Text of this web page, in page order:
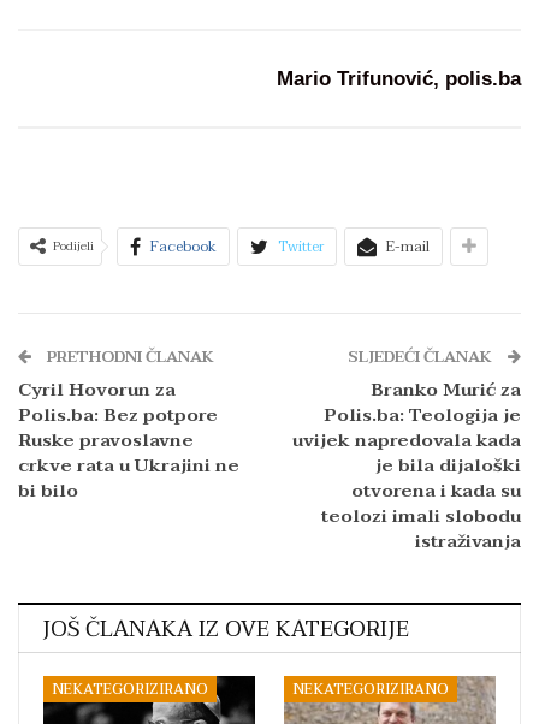
Mario Trifunović, polis.ba
Podijeli Facebook Twitter E-mail
PRETHODNI ČLANAK
Cyril Hovorun za
Polis.ba: Bez potpore
Ruske pravoslavne
crkve rata u Ukrajini ne
bi bilo
SLJEDEĆI ČLANAK
Branko Murić za
Polis.ba: Teologija je
uvijek napredovala kada
je bila dijaloški
otvorena i kada su
teolozi imali slobodu
istraživanja
JOŠ ČLANAKA IZ OVE KATEGORIJE
NEKATEGORIZIRANO NEKATEGORIZIRANO